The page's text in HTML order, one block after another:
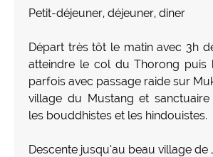
Petit-déjeuner, déjeuner, diner
Départ très tôt le matin avec 3h
atteindre le col du Thorong puis
parfois avec passage raide sur
village du Mustang et
les bouddhistes et les hindouistes.
Descente jusqu’au beau village de